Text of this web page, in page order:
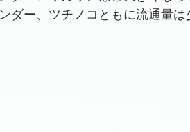
ダー、ツチノコともに流通量は